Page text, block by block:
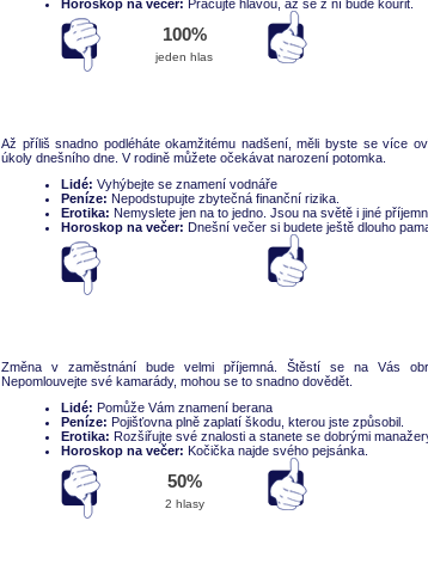
Horoskop na večer: Pracujte hlavou, až se z ní bude kouřit.
nesouhlasí
Souhlasí
100%
jeden hlas
Až příliš snadno podléháte okamžitému nadšení, měli byste se více
úkoly dnešního dne. V rodině můžete očekávat narození potomka.
Lidé: Vyhýbejte se znamení vodnáře
Peníze: Nepodstupujte zbytečná finanční rizika.
Erotika: Nemyslete jen na to jedno. Jsou na světě i jiné
Horoskop na večer: Dnešní večer si budete ještě dlouho
nesouhlasí
Souhlasí
Změna v zaměstnání bude velmi příjemná. Štěstí se na Vás
Nepomlouvejte své kamarády, mohou se to snadno dovědět.
Lidé: Pomůže Vám znamení berana
Peníze: Pojišťovna plně zaplatí škodu, kterou jste způsobil.
Erotika: Rozšiřujte své znalosti a stanete se dobrými
Horoskop na večer: Kočička najde svého pejsánka.
nesouhlasí
Souhlasí
50%
2 hlasy